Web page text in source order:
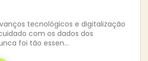
tecnológicos e digitalização
com os dados dos
foi tão essen…